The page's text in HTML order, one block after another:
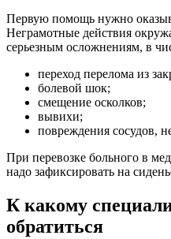
Первую помощь нужно
Неграмотные действия
серьезным осложнениям, в
переход перелома из
болевой шок;
смещение осколков;
вывихи;
повреждения сосудов,
При перевозке больного в
надо зафиксировать на
К какому
обратиться